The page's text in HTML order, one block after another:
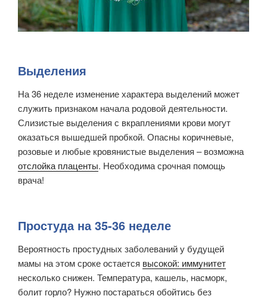
Выделения
На 36 неделе изменение характера выделений может
служить признаком начала родовой деятельности.
Слизистые выделения с вкраплениями крови могут
оказаться вышедшей пробкой. Опасны коричневые,
розовые и любые кровянистые выделения – возможна
отслойка плаценты. Необходима срочная помощь
врача!
Простуда на 35-36 неделе
Вероятность простудных заболеваний у будущей
мамы на этом сроке остается высокой: иммунитет
несколько снижен. Температура, кашель, насморк,
болит горло? Нужно постараться обойтись без